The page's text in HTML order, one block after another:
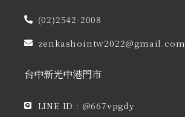
(02)2542-2008
zenkashointw2022@gmail.com
台中新光中港門市
LINE ID : @667vpgdy